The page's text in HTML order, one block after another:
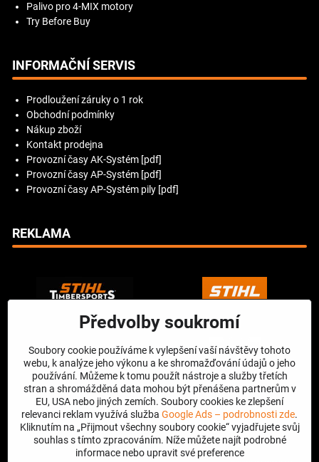
Palivo pro 4-MIX motory
Try Before Buy
INFORMAČNÍ SERVIS
Prodloužení záruky o 1 rok
Obchodní podmínky
Nákup zboží
Kontakt prodejna
Provozní časy AK-Systém [pdf]
Provozní časy AP-Systém [pdf]
Provozní časy AP-Systém pily [pdf]
REKLAMA
Předvolby soukromí
Soubory cookie používáme k vylepšení vaší návštěvy tohoto
webu, k analýze jeho výkonu a ke shromažďování údajů o jeho
používání. Můžeme k tomu použít nástroje a služby třetích
stran a shromážděná data mohou být přenášena partnerům v
EU, USA nebo jiných zemích. Soubory cookies ke zlepšení
relevanci reklam využívá služba Google Ads – podrobnosti zde.
Kliknutím na „Přijmout všechny soubory cookie“ vyjadřujete svůj
souhlas s tímto zpracováním. Níže můžete najít podrobné
informace nebo upravit své preference